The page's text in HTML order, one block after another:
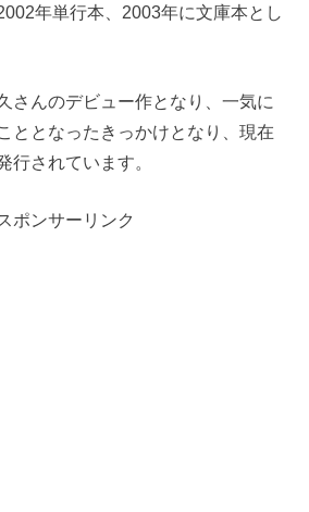
年単行本、2003年に文庫本とし
さんのデビュー作となり、一気に
ととなったきっかけとなり、現在
行されています。
ポンサーリンク